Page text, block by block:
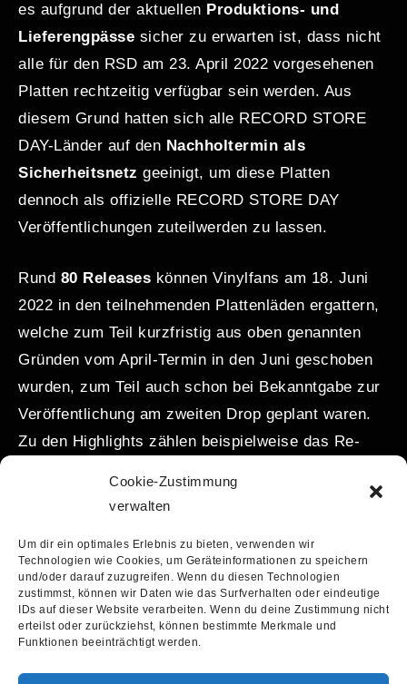
Cookie-Zustimmung
verwalten
Um dir ein optimales Erlebnis zu bieten, verwenden wir
Technologien wie Cookies, um Geräteinformationen zu speichern
und/oder darauf zuzugreifen. Wenn du diesen Technologien
zustimmst, können wir Daten wie das Surfverhalten oder eindeutige
IDs auf dieser Website verarbeiten. Wenn du deine Zustimmung nicht
erteilst oder zurückziehst, können bestimmte Merkmale und
Funktionen beeinträchtigt werden.
es aufgrund der aktuellen Produktions- und
Lieferengpässe sicher zu erwarten ist, dass nicht
alle für den RSD am 23. April 2022 vorgesehenen
Platten rechtzeitig verfügbar sein werden. Aus
diesem Grund hatten sich alle RECORD STORE
DAY-Länder auf den Nachholtermin als
Sicherheitsnetz geeinigt, um diese Platten
dennoch als offizielle RECORD STORE DAY
Veröffentlichungen zuteilwerden zu lassen.
Rund 80 Releases können Vinylfans am 18. Juni
2022 in den teilnehmenden Plattenläden ergattern,
welche zum Teil kurzfristig aus oben genannten
Gründen vom April-Termin in den Juni geschoben
wurden, zum Teil auch schon bei Bekanntgabe zur
Veröffentlichung am zweiten Drop geplant waren.
Zu den Highlights zählen beispielweise das Re-
’s
auf blutrotem Vinyl oder das Live-Album
Two Legs“vonPearl Jam auf transparentem
Vinyl. Außerdem erscheint via Nettwerkeine EP-
Sammlung vonAlbum Leafunter dem Titel„Past